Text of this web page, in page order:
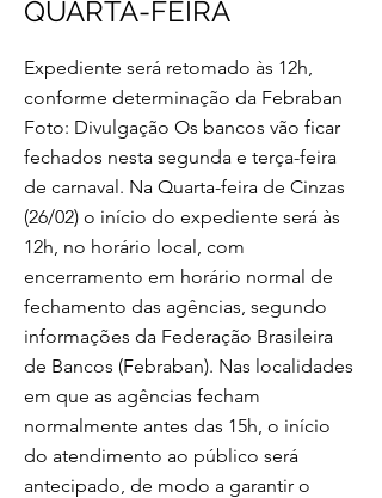
QUARTA-FEIRA
Expediente será retomado às 12h,
conforme determinação da Febraban
Foto: Divulgação Os bancos vão ficar
fechados nesta segunda e terça-feira
de carnaval. Na Quarta-feira de Cinzas
(26/02) o início do expediente será às
12h, no horário local, com
encerramento em horário normal de
fechamento das agências, segundo
informações da Federação Brasileira
de Bancos (Febraban). Nas localidades
em que as agências fecham
normalmente antes das 15h, o início
do atendimento ao público será
antecipado, de modo a garantir o